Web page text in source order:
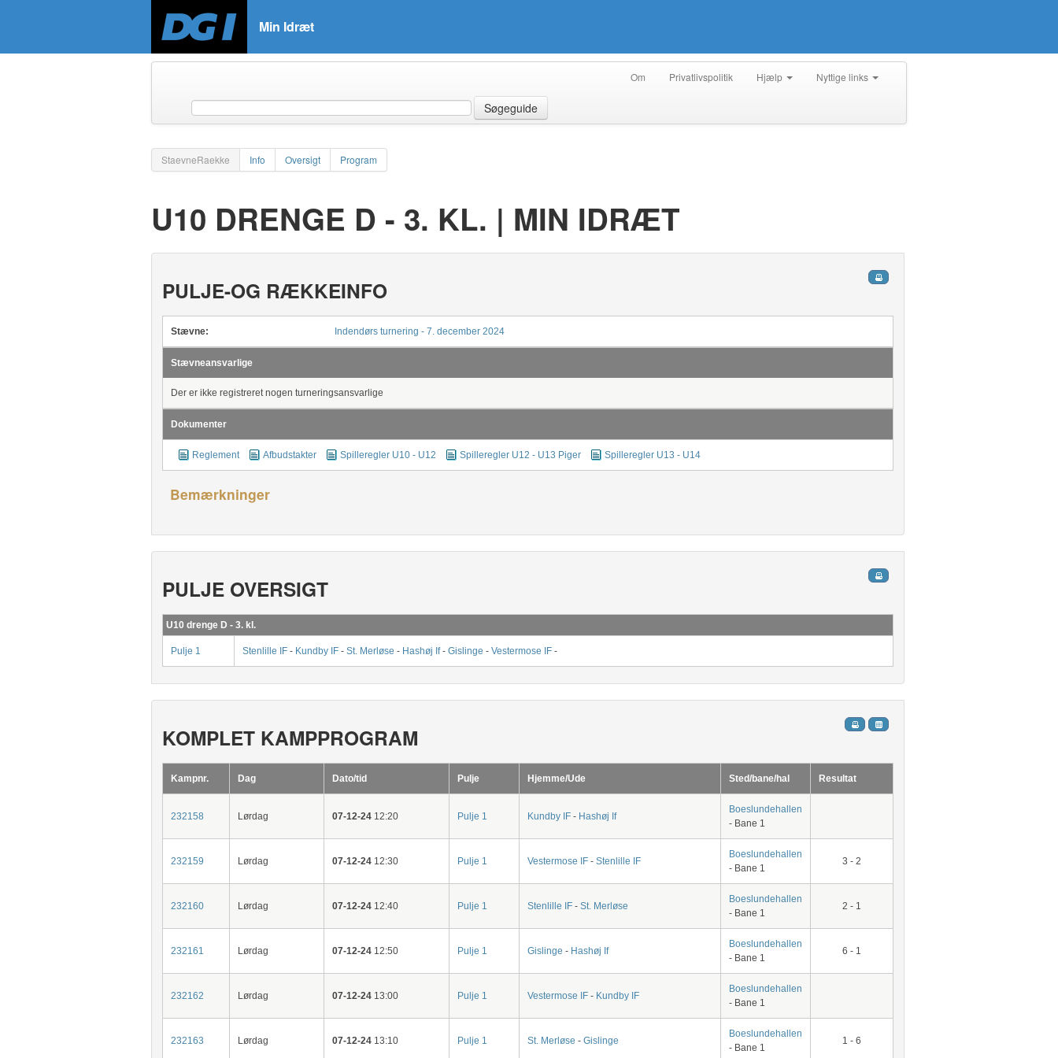
Min Idræt
Om Privatlivspolitik Hjælp Nyttige links
Søgeguide
StaevneRaekke Info Oversigt Program
U10 DRENGE D - 3. KL. | MIN IDRÆT
PULJE-OG RÆKKEINFO
Stævne: Indendørs turnering - 7. december 2024
Stævneansvarlige
Der er ikke registreret nogen turneringsansvarlige
Dokumenter
Reglement Afbudstakter Spilleregler U10 - U12 Spilleregler U12 - U13 Piger Spilleregler U13 - U14
Bemærkninger
PULJE OVERSIGT
U10 drenge D - 3. kl.
Pulje 1 Stenlille IF- Kundby IF - St. Merløse - Hashøj If- Gislinge - Vestermose IF-
KOMPLET KAMPPROGRAM
Kampnr. Dag Dato/tid Pulje Hjemme/Ude Sted/bane/hal Resultat
232158 Lørdag 07-12-2412:20 Pulje 1 Kundby IF - Hashøj If
Boeslundehallen
- Bane 1
232159 Lørdag 07-12-2412:30 Pulje 1 Vestermose IF- Stenlille IF
Boeslundehallen
- Bane 1
3 - 2
232160 Lørdag 07-12-2412:40 Pulje 1 Stenlille IF- St. Merløse
Boeslundehallen
- Bane 1
2 - 1
232161 Lørdag 07-12-2412:50 Pulje 1 Gislinge - Hashøj If
Boeslundehallen
- Bane 1
6 - 1
232162 Lørdag 07-12-2413:00 Pulje 1 Vestermose IF- Kundby IF
Boeslundehallen
- Bane 1
232163 Lørdag 07-12-2413:10 Pulje 1 St. Merløse - Gislinge
Boeslundehallen
- Bane 1
1 - 6